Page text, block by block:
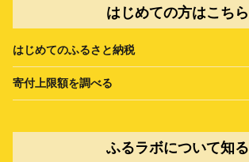
はじめての方はこちら
はじめてのふるさと納税
寄付上限額を調べる
ふるラボについて知る